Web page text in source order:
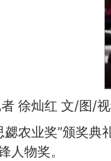
徐灿红 文/图/
农业奖”颁奖典
人物奖。